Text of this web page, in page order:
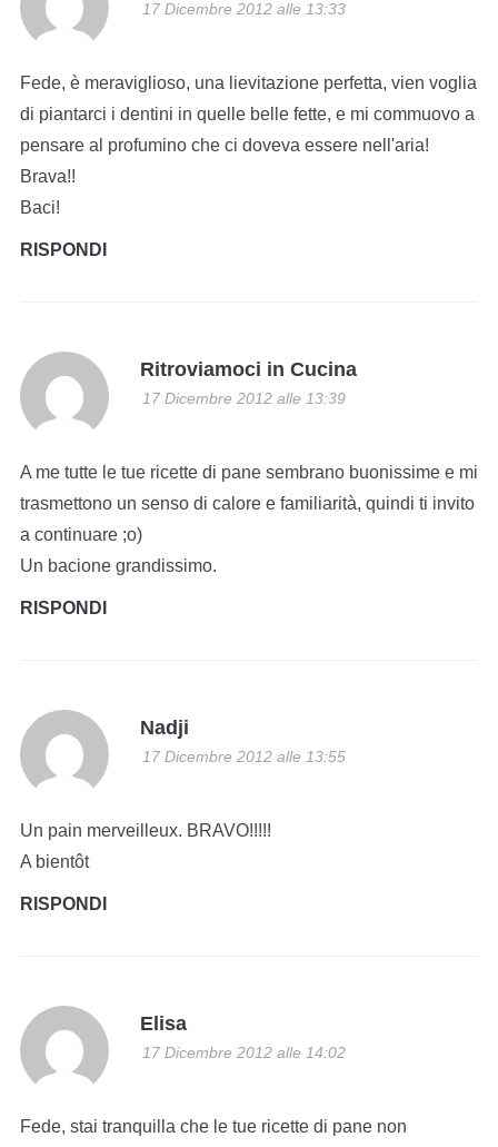
17 Dicembre 2012 alle 13:33
Fede, è meraviglioso, una lievitazione perfetta, vien voglia
di piantarci i dentini in quelle belle fette, e mi commuovo a
pensare al profumino che ci doveva essere nell'aria!
Brava!!
Baci!
RISPONDI
Ritroviamoci in Cucina
17 Dicembre 2012 alle 13:39
A me tutte le tue ricette di pane sembrano buonissime e mi
trasmettono un senso di calore e familiarità, quindi ti invito
a continuare ;o)
Un bacione grandissimo.
RISPONDI
Nadji
17 Dicembre 2012 alle 13:55
Un pain merveilleux. BRAVO!!!!!
A bientôt
RISPONDI
Elisa
17 Dicembre 2012 alle 14:02
Fede, stai tranquilla che le tue ricette di pane non